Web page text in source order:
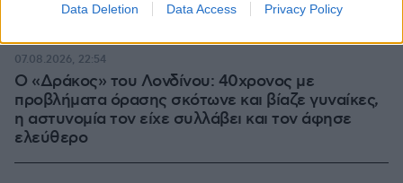
Data Deletion Data Access Privacy Policy
Ο «Δράκος» του Λονδίνου: 40χρονος με
προβλήματα όρασης σκότωνε και βίαζε γυναίκες,
η αστυνομία τον είχε συλλάβει και τον άφησε
ελεύθερο
07.08.2026, 22:54